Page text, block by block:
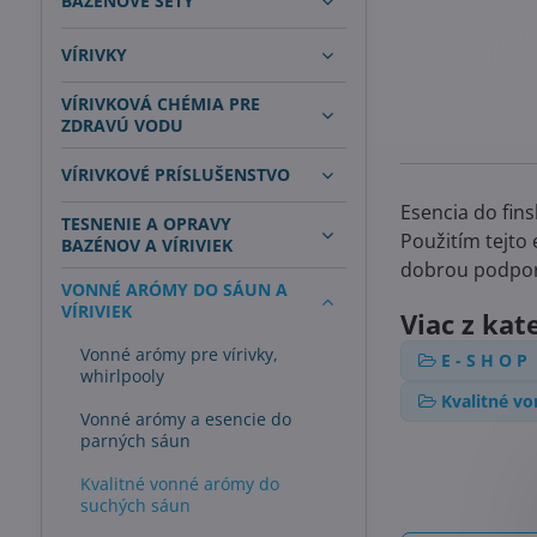
Esencia do
Použitím tejto
dobrou
Viac z
E - S H O P
Kvalitné
VÍRIVKY
VÍRIVKOVÁ CHÉMIA PRE
ZDRAVÚ VODU
VÍRIVKOVÉ PRÍSLUŠENSTVO
TESNENIE A OPRAVY
BAZÉNOV A VÍRIVIEK
VONNÉ ARÓMY DO SÁUN A
VÍRIVIEK
Vonné arómy pre vírivky,
whirlpooly
Vonné arómy a esencie do
parných sáun
Kvalitné vonné arómy do
suchých sáun